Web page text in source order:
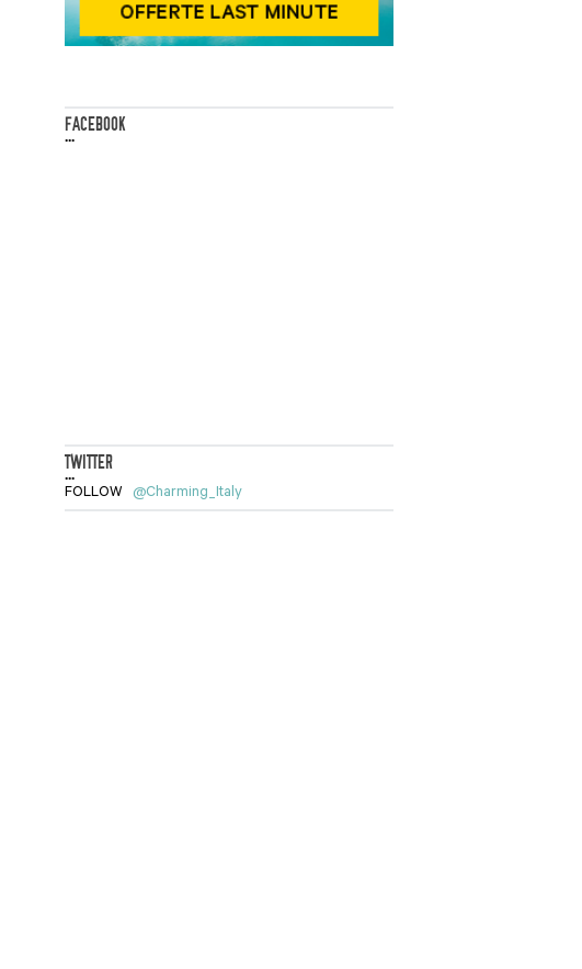
FACEBOOK
...
TWITTER
...
FOLLOW @Charming_Italy